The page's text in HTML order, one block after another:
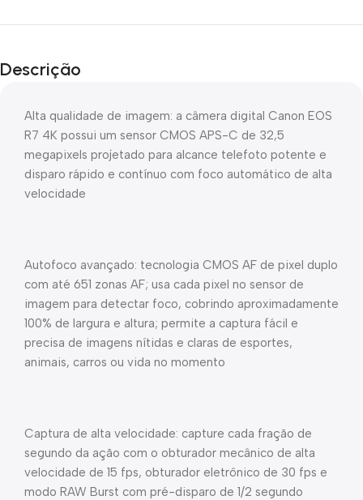
Descrição
Alta qualidade de imagem: a câmera digital Canon EOS
R7 4K possui um sensor CMOS APS-C de 32,5
megapixels projetado para alcance telefoto potente e
disparo rápido e contínuo com foco automático de alta
velocidade
Autofoco avançado: tecnologia CMOS AF de pixel duplo
com até 651 zonas AF; usa cada pixel no sensor de
imagem para detectar foco, cobrindo aproximadamente
100% de largura e altura; permite a captura fácil e
precisa de imagens nítidas e claras de esportes,
animais, carros ou vida no momento
Captura de alta velocidade: capture cada fração de
segundo da ação com o obturador mecânico de alta
velocidade de 15 fps, obturador eletrônico de 30 fps e
modo RAW Burst com pré-disparo de 1/2 segundo